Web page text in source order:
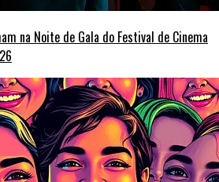
na Noite de Gala do Festival de Cinema